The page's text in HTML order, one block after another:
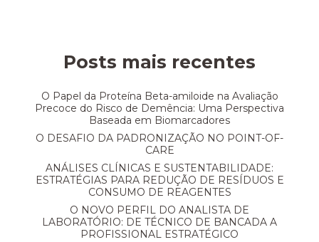
Posts mais recentes
O Papel da Proteína Beta-amiloide na Avaliação
Precoce do Risco de Demência: Uma Perspectiva
Baseada em Biomarcadores
O DESAFIO DA PADRONIZAÇÃO NO POINT-OF-
CARE
ANÁLISES CLÍNICAS E SUSTENTABILIDADE:
ESTRATÉGIAS PARA REDUÇÃO DE RESÍDUOS E
CONSUMO DE REAGENTES
O NOVO PERFIL DO ANALISTA DE
LABORATÓRIO: DE TÉCNICO DE BANCADA A
PROFISSIONAL ESTRATÉGICO